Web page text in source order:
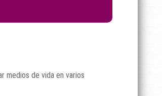
medios de vida en varios